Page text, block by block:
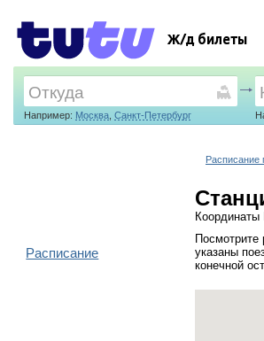
Ж/д билеты
Например: Москва, Санкт-Петербург
Расписание
Координаты
Посмотрите
указаны
конечной
Расписание